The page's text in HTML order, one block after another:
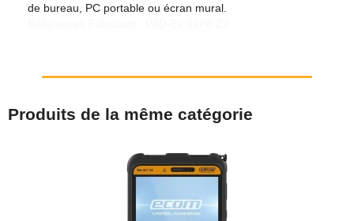
de bureau, PC portable ou écran mural.
Produits de la même catégorie